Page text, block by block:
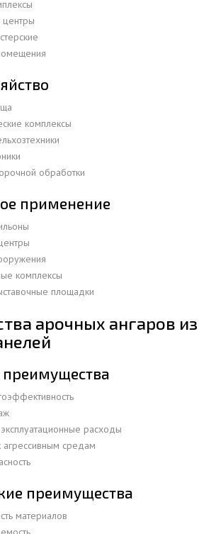
центры
комплексы
обработки
применение
комплексы
площадки
арочных ангаров из
преимущества
расходы
агрессивным средам
преимущества
материалов